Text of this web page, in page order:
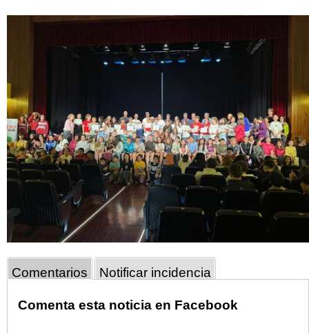
Comentarios Notificar incidencia
Comenta esta noticia en Facebook